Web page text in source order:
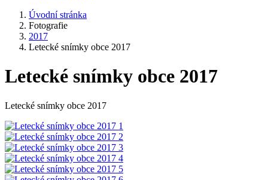
Úvodní stránka
Fotografie
2017
Letecké snímky obce 2017
Letecké snímky obce 2017
Letecké snímky obce 2017